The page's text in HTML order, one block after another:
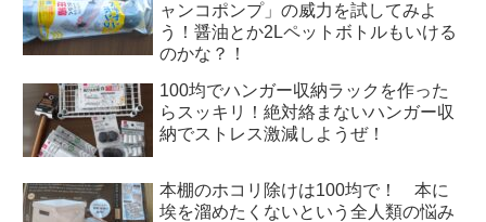
ャンコポンプ」の威力を試してみよ
う！醤油とか2Lペットボトルもいける
のかな？！
100均でハンガー収納ラックを作った
らスッキリ！絶対絡まないハンガー収
納でストレス激減しようぜ！
本棚のホコリ除けは100均で！ 本に
埃を溜めたくないという全人類の悩み